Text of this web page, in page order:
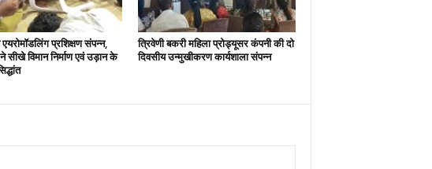
प्रशिक्षण संपन्न,
ने सीखे विमान निर्माण एवं उड़ान के
त्रिवेणी बकरी महिला प्रोड्यूसर कंपनी की दो
दिवसीय उन्मुखीकरण कार्यशाला संपन्न